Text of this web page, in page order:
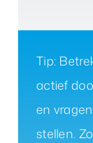
Tip:
actief
en
stellen.